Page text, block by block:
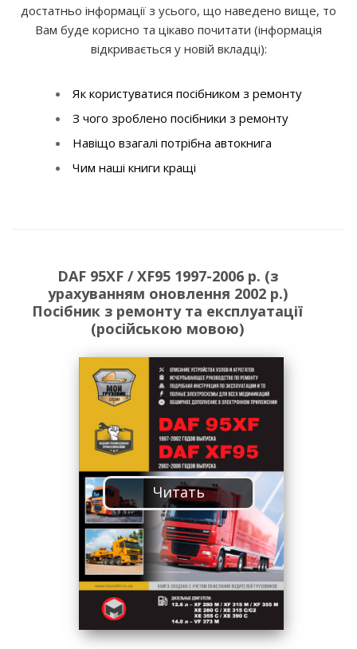
достатньо інформації з усього, що наведено вище, то
Вам буде корисно та цікаво почитати (інформація
відкривається у новій вкладці):
Як користуватися посібником з ремонту
З чого зроблено посібники з ремонту
Навіщо взагалі потрібна автокнига
Чим наші книги кращі
DAF 95XF / XF95 1997-2006 р. (з
урахуванням оновлення 2002 р.)
Посібник з ремонту та експлуатації
(російською мовою)
Читать